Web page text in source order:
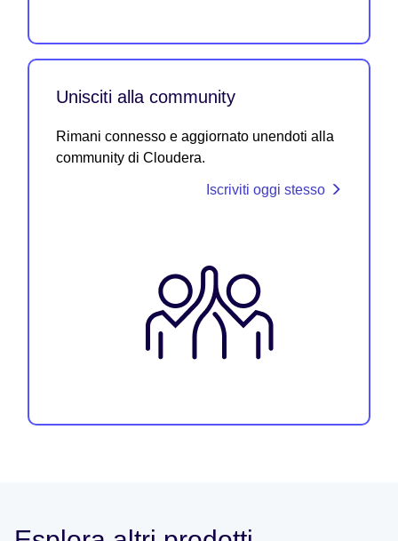
Unisciti alla community
Rimani connesso e aggiornato unendoti alla
community di Cloudera.
Iscriviti oggi stesso